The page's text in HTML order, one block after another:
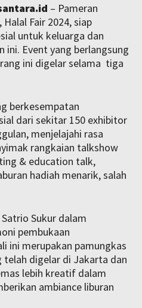
– Pameran
Fair 2024, siap
untuk keluarga dan
ini. Event yang berlangsung
ini digelar selama tiga
berkesempatan
dari sekitar 150 exhibitor
menjelajahi rasa
rangkaian talkshow
& education talk,
hadiah menarik, salah
Sukur dalam
pembukaan
ini merupakan pamungkas
telah digelar di Jakarta dan
lebih kreatif dalam
ambiance liburan